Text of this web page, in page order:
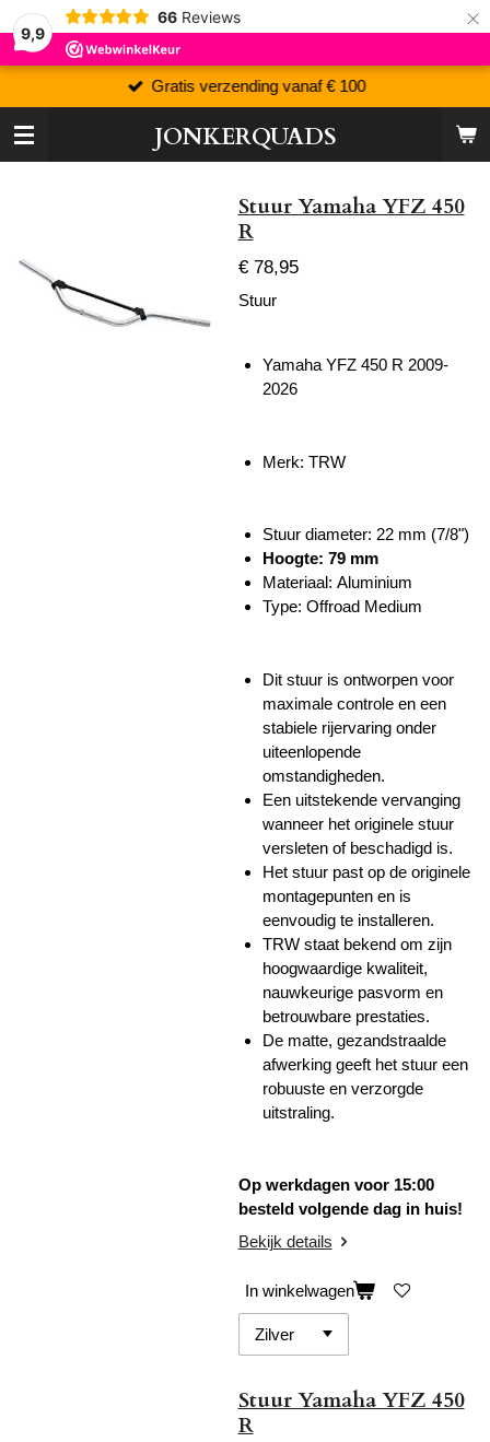
9,9
66 Reviews ×
JONKERQUADS
Gratis verzending vanaf € 100
Stuur Yamaha YFZ 450
R
€ 78,95
Stuur
Yamaha YFZ 450 R 2009-
2026
Merk: TRW
Stuur diameter: 22 mm (7/8")
Hoogte: 79 mm
Materiaal: Aluminium
Type: Offroad Medium
Dit stuur is ontworpen voor
maximale controle en een
stabiele rijervaring onder
uiteenlopende
omstandigheden.
Een uitstekende vervanging
wanneer het originele stuur
versleten of beschadigd is.
Het stuur past op de originele
montagepunten en is
eenvoudig te installeren.
TRW staat bekend om zijn
hoogwaardige kwaliteit,
nauwkeurige pasvorm en
betrouwbare prestaties.
De matte, gezandstraalde
afwerking geeft het stuur een
robuuste en verzorgde
uitstraling.
Op werkdagen voor 15:00
besteld volgende dag in huis!
Bekijk details
In winkelwagen
Stuur Yamaha YFZ 450
R